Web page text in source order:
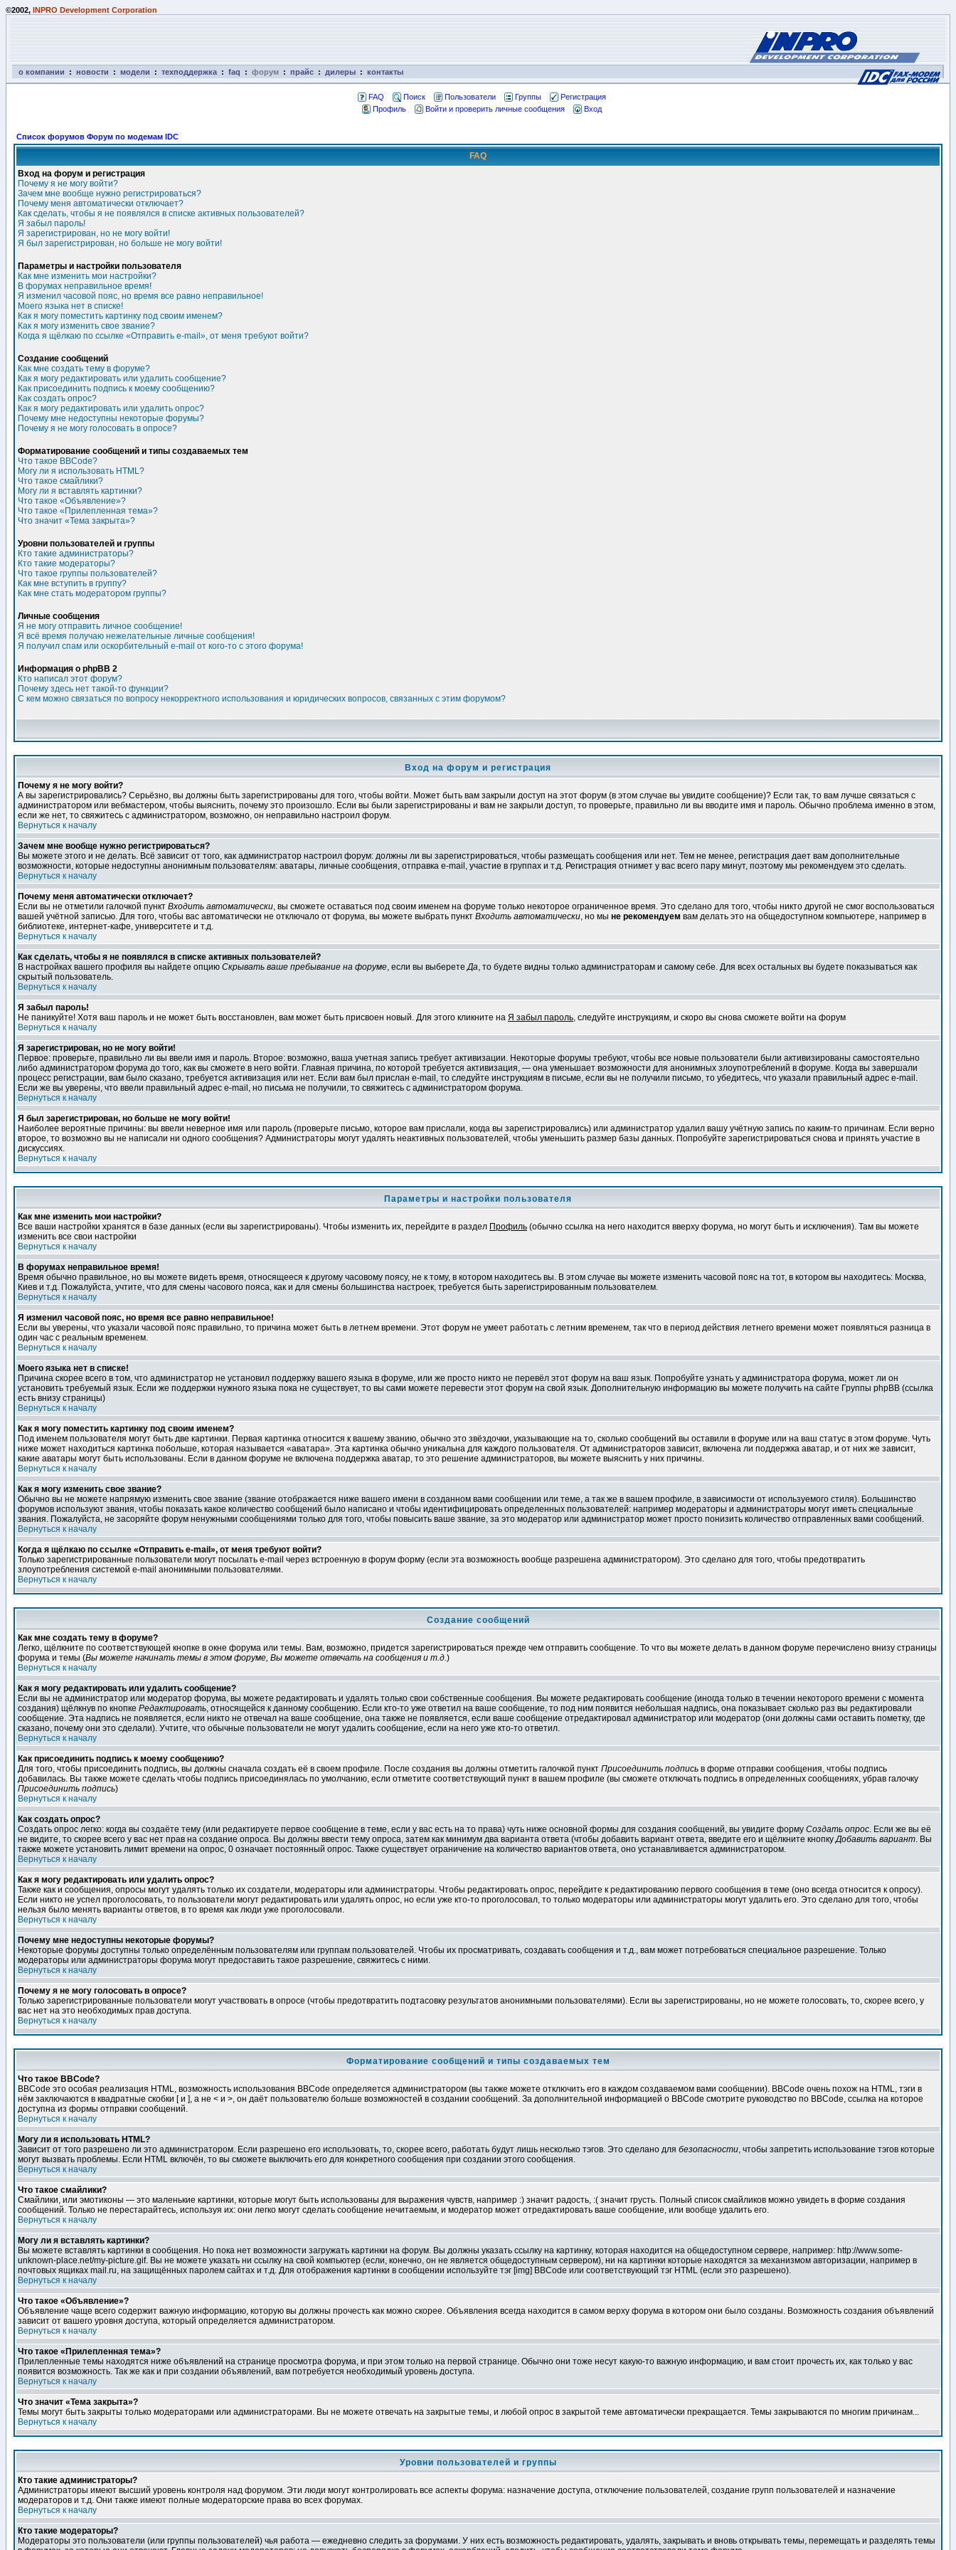
©2002, INPRO Development Corporation
о компании : новости : модели : техподдержка : faq : форум : прайс : дилеры : контакты
FAQ Поиск Пользователи Группы
Регистрация
Профиль
Войти и проверить личные сообщения Вход
Список форумов Форум по модемам IDC
FAQ
Вход на форум и регистрация
Почему я не могу войти?
Зачем мне вообще нужно регистрироваться?
Почему меня автоматически отключает?
Как сделать, чтобы я не появлялся в списке активных пользователей?
Я забыл пароль!
Я зарегистрирован, но не могу войти!
Я был зарегистрирован, но больше не могу войти!
Параметры и настройки пользователя
Как мне изменить мои настройки?
В форумах неправильное время!
Я изменил часовой пояс, но время все равно неправильное!
Моего языка нет в списке!
Как я могу поместить картинку под своим именем?
Как я могу изменить свое звание?
Когда я щёлкаю по ссылке «Отправить e-mail», от меня требуют войти?
Создание сообщений
Как мне создать тему в форуме?
Как я могу редактировать или удалить сообщение?
Как присоединить подпись к моему сообщению?
Как создать опрос?
Как я могу редактировать или удалить опрос?
Почему мне недоступны некоторые форумы?
Почему я не могу голосовать в опросе?
Форматирование сообщений и типы создаваемых тем
Что такое BBCode?
Могу ли я использовать HTML?
Что такое смайлики?
Могу ли я вставлять картинки?
Что такое «Объявление»?
Что такое «Прилепленная тема»?
Что значит «Тема закрыта»?
Уровни пользователей и группы
Кто такие администраторы?
Кто такие модераторы?
Что такое группы пользователей?
Как мне вступить в группу?
Как мне стать модератором группы?
Личные сообщения
Я не могу отправить личное сообщение!
Я всё время получаю нежелательные личные сообщения!
Я получил спам или оскорбительный e-mail от кого-то с этого форума!
Информация о phpBB 2
Кто написал этот форум?
Почему здесь нет такой-то функции?
С кем можно связаться по вопросу некорректного использования и юридических вопросов, связанных с этим форумом?
Вход на форум и регистрация
Почему я не могу войти?
А вы зарегистрировались? Серьёзно, вы должны быть зарегистрированы для того, чтобы войти. Может быть вам закрыли доступ на этот форум (в этом случае вы увидите сообщение)? Если так, то вам лучше связаться с
администратором или вебмастером, чтобы выяснить, почему это произошло. Если вы были зарегистрированы и вам не закрыли доступ, то проверьте, правильно ли вы вводите имя и пароль. Обычно проблема именно в этом,
если же нет, то свяжитесь с администратором, возможно, он неправильно настроил форум.
Вернуться к началу
Зачем мне вообще нужно регистрироваться?
Вы можете этого и не делать. Всё зависит от того, как администратор настроил форум: должны ли вы зарегистрироваться, чтобы размещать сообщения или нет. Тем не менее, регистрация дает вам дополнительные
возможности, которые недоступны анонимным пользователям: аватары, личные сообщения, отправка e-mail, участие в группах и т.д. Регистрация отнимет у вас всего пару минут, поэтому мы рекомендуем это сделать.
Вернуться к началу
Почему меня автоматически отключает?
Если вы не отметили галочкой пункт Входить автоматически, вы сможете оставаться под своим именем на форуме только некоторое ограниченное время. Это сделано для того, чтобы никто другой не смог воспользоваться
вашей учётной записью. Для того, чтобы вас автоматически не отключало от форума, вы можете выбрать пункт Входить автоматически, но мы не рекомендуем вам делать это на общедоступном компьютере, например в
библиотеке, интернет-кафе, университете и т.д.
Вернуться к началу
Как сделать, чтобы я не появлялся в списке активных пользователей?
В настройках вашего профиля вы найдете опцию Скрывать ваше пребывание на форуме, если вы выберетеДа, то будете видны только администраторам и самому себе. Для всех остальных вы будете показываться как
скрытый пользователь.
Вернуться к началу
Я забыл пароль!
Не паникуйте! Хотя ваш пароль и не может быть восстановлен, вам может быть присвоен новый. Для этого кликните на Я забыл пароль, следуйте инструкциям, и скоро вы снова сможете войти на форум
Вернуться к началу
Я зарегистрирован, но не могу войти!
Первое: проверьте, правильно ли вы ввели имя и пароль. Второе: возможно, ваша учетная запись требует активизации. Некоторые форумы требуют, чтобы все новые пользователи были активизированы самостоятельно
либо администратором форума до того, как вы сможете в него войти. Главная причина, по которой требуется активизация, — она уменьшает возможности для анонимных злоупотреблений в форуме. Когда вы завершали
процесс регистрации, вам было сказано, требуется активизация или нет. Если вам был прислан e-mail, то следуйте инструкциям в письме, если вы не получили письмо, то убедитесь, что указали правильный адрес e-mail.
Если же вы уверены, что ввели правильный адрес e-mail, но письма не получили, то свяжитесь с администратором форума.
Вернуться к началу
Я был зарегистрирован, но больше не могу войти!
Наиболее вероятные причины: вы ввели неверное имя или пароль (проверьте письмо, которое вам прислали, когда вы зарегистрировались) или администратор удалил вашу учётную запись по каким-то причинам. Если верно
второе, то возможно вы не написали ни одного сообщения? Администраторы могут удалять неактивных пользователей, чтобы уменьшить размер базы данных. Попробуйте зарегистрироваться снова и принять участие в
дискуссиях.
Вернуться к началу
Параметры и настройки пользователя
Как мне изменить мои настройки?
Все ваши настройки хранятся в базе данных (если вы зарегистрированы). Чтобы изменить их, перейдите в раздел Профиль (обычно ссылка на него находится вверху форума, но могут быть и исключения). Там вы можете
изменить все свои настройки
Вернуться к началу
В форумах неправильное время!
Время обычно правильное, но вы можете видеть время, относящееся к другому часовому поясу, не к тому, в котором находитесь вы. В этом случае вы можете изменить часовой пояс на тот, в котором вы находитесь: Москва,
Киев и т.д. Пожалуйста, учтите, что для смены часового пояса, как и для смены большинства настроек, требуется быть зарегистрированным пользователем.
Вернуться к началу
Я изменил часовой пояс, но время все равно неправильное!
Если вы уверены, что указали часовой пояс правильно, то причина может быть в летнем времени. Этот форум не умеет работать с летним временем, так что в период действия летнего времени может появляться разница в
один час с реальным временем.
Вернуться к началу
Моего языка нет в списке!
Причина скорее всего в том, что администратор не установил поддержку вашего языка в форуме, или же просто никто не перевёл этот форум на ваш язык. Попробуйте узнать у администратора форума, может ли он
установить требуемый язык. Если же поддержки нужного языка пока не существует, то вы сами можете перевести этот форум на свой язык. Дополнительную информацию вы можете получить на сайте Группы phpBB (ссылка
есть внизу страницы)
Вернуться к началу
Как я могу поместить картинку под своим именем?
Под именем пользователя могут быть две картинки. Первая картинка относится к вашему званию, обычно это звёздочки, указывающие на то, сколько сообщений вы оставили в форуме или на ваш статус в этом форуме. Чуть
ниже может находиться картинка побольше, которая называется «аватара». Эта картинка обычно уникальна для каждого пользователя. От администраторов зависит, включена ли поддержка аватар, и от них же зависит,
какие аватары могут быть использованы. Если в данном форуме не включена поддержка аватар, то это решение администраторов, вы можете выяснить у них причины.
Вернуться к началу
Как я могу изменить свое звание?
Обычно вы не можете напрямую изменить свое звание (звание отображается ниже вашего имени в созданном вами сообщении или теме, а так же в вашем профиле, в зависимости от используемого стиля). Большинство
форумов используют звания, чтобы показать какое количество сообщений было написано и чтобы идентифицировать определенных пользователей: например модераторы и администраторы могут иметь специальные
звания. Пожалуйста, не засоряйте форум ненужными сообщениями только для того, чтобы повысить ваше звание, за это модератор или администратор может просто понизить количество отправленных вами сообщений.
Вернуться к началу
Когда я щёлкаю по ссылке «Отправить e-mail», от меня требуют войти?
Только зарегистрированные пользователи могут посылать e-mail через встроенную в форум форму (если эта возможность вообще разрешена администратором). Это сделано для того, чтобы предотвратить
злоупотребления системой e-mail анонимными пользователями.
Вернуться к началу
Создание сообщений
Как мне создать тему в форуме?
Легко, щёлкните по соответствующей кнопке в окне форума или темы. Вам, возможно, придется зарегистрироваться прежде чем отправить сообщение. То что вы можете делать в данном форуме перечислено внизу страницы
форума и темы (Вы можете начинать темы в этом форуме, Вы можете отвечать на сообщения и т.д.)
Вернуться к началу
Как я могу редактировать или удалить сообщение?
Если вы не администратор или модератор форума, вы можете редактировать и удалять только свои собственные сообщения. Вы можете редактировать сообщение (иногда только в течении некоторого времени с момента
создания) щёлкнув по кнопке Редактировать, относящейся к данному сообщению. Если кто-то уже ответил на ваше сообщение, то под ним появится небольшая надпись, она показывает сколько раз вы редактировали
сообщение. Эта надпись не появляется, если никто не отвечал на ваше сообщение, она также не появляется, если ваше сообщение отредактировал администратор или модератор (они должны сами оставить пометку, где
сказано, почему они это сделали). Учтите, что обычные пользователи не могут удалить сообщение, если на него уже кто-то ответил.
Вернуться к началу
Как присоединить подпись к моему сообщению?
Для того, чтобы присоединить подпись, вы должны сначала создать её в своем профиле. После создания вы должны отметить галочкой пункт Присоединить подпись в форме отправки сообщения, чтобы подпись
добавилась. Вы также можете сделать чтобы подпись присоединялась по умолчанию, если отметите соответствующий пункт в вашем профиле (вы сможете отключать подпись в определенных сообщениях, убрав галочку
Присоединить подпись)
Вернуться к началу
Как создать опрос?
Создать опрос легко: когда вы создаёте тему (или редактируете первое сообщение в теме, если у вас есть на то права) чуть ниже основной формы для создания сообщений, вы увидите форму Создать опрос. Если же вы её
не видите, то скорее всего у вас нет прав на создание опроса. Вы должны ввести тему опроса, затем как минимум два варианта ответа (чтобы добавить вариант ответа, введите его и щёлкните кнопкуДобавить вариант. Вы
также можете установить лимит времени на опрос, 0 означает постоянный опрос. Также существует ограничение на количество вариантов ответа, оно устанавливается администратором.
Вернуться к началу
Как я могу редактировать или удалить опрос?
Также как и сообщения, опросы могут удалять только их создатели, модераторы или администраторы. Чтобы редактировать опрос, перейдите к редактированию первого сообщения в теме (оно всегда относится к опросу).
Если никто не успел проголосовать, то пользователи могут редактировать или удалять опрос, но если уже кто-то проголосовал, то только модераторы или администраторы могут удалить его. Это сделано для того, чтобы
нельзя было менять варианты ответов, в то время как люди уже проголосовали.
Вернуться к началу
Почему мне недоступны некоторые форумы?
Некоторые форумы доступны только определённым пользователям или группам пользователей. Чтобы их просматривать, создавать сообщения и т.д., вам может потребоваться специальное разрешение. Только
модераторы или администраторы форума могут предоставить такое разрешение, свяжитесь с ними.
Вернуться к началу
Почему я не могу голосовать в опросе?
Только зарегистрированные пользователи могут участвовать в опросе (чтобы предотвратить подтасовку результатов анонимными пользователями). Если вы зарегистрированы, но не можете голосовать, то, скорее всего, у
вас нет на это необходимых прав доступа.
Вернуться к началу
Форматирование сообщений и типы создаваемых тем
Что такое BBCode?
BBCode это особая реализация HTML, возможность использования BBCode определяется администратором (вы также можете отключить его в каждом создаваемом вами сообщении). BBCode очень похож на HTML, тэги в
нём заключаются в квадратные скобки [ и ], а не < и >, он даёт пользователю больше возможностей в создании сообщений. За дополнительной информацией о BBCode смотрите руководство по BBCode, ссылка на которое
доступна из формы отправки сообщений.
Вернуться к началу
Могу ли я использовать HTML?
Зависит от того разрешено ли это администратором. Если разрешено его использовать, то, скорее всего, работать будут лишь несколько тэгов. Это сделано для безопасности, чтобы запретить использование тэгов которые
могут вызвать проблемы. Если HTML включён, то вы сможете выключить его для конкретного сообщения при создании этого сообщения.
Вернуться к началу
Что такое смайлики?
Смайлики, или эмотиконы — это маленькие картинки, которые могут быть использованы для выражения чувств, например :) значит радость, :( значит грусть. Полный список смайликов можно увидеть в форме создания
сообщений. Только не перестарайтесь, используя их: они легко могут сделать сообщение нечитаемым, и модератор может отредактировать ваше сообщение, или вообще удалить его.
Вернуться к началу
Могу ли я вставлять картинки?
Вы можете вставлять картинки в сообщения. Но пока нет возможности загружать картинки на форум. Вы должны указать ссылку на картинку, которая находится на общедоступном сервере, например: http://www.some-
unknown-place.net/my-picture.gif. Вы не можете указать ни ссылку на свой компьютер (если, конечно, он не является общедоступным сервером), ни на картинки которые находятся за механизмом авторизации, например в
почтовых ящиках mail.ru, на защищённых паролем сайтах и т.д. Для отображения картинки в сообщении используйте тэг [img] BBCode или соответствующий тэг HTML (если это разрешено).
Вернуться к началу
Что такое «Объявление»?
Объявление чаще всего содержит важную информацию, которую вы должны прочесть как можно скорее. Объявления всегда находится в самом верху форума в котором они было созданы. Возможность создания объявлений
зависит от вашего уровня доступа, который определяется администратором.
Вернуться к началу
Что такое «Прилепленная тема»?
Прилепленные темы находятся ниже объявлений на странице просмотра форума, и при этом только на первой странице. Обычно они тоже несут какую-то важную информацию, и вам стоит прочесть их, как только у вас
появится возможность. Так же как и при создании объявлений, вам потребуется необходимый уровень доступа.
Вернуться к началу
Что значит «Тема закрыта»?
Темы могут быть закрыты только модераторами или администраторами. Вы не можете отвечать на закрытые темы, и любой опрос в закрытой теме автоматически прекращается. Темы закрываются по многим причинам...
Вернуться к началу
Уровни пользователей и группы
Кто такие администраторы?
Администраторы имеют высший уровень контроля над форумом. Эти люди могут контролировать все аспекты форума: назначение доступа, отключение пользователей, создание групп пользователей и назначение
модераторов и т.д. Они также имеют полные модераторские права во всех форумах.
Вернуться к началу
Кто такие модераторы?
Модераторы это пользователи (или группы пользователей) чья работа — ежедневно следить за форумами. У них есть возможность редактировать, удалять, закрывать и вновь открывать темы, перемещать и разделять темы